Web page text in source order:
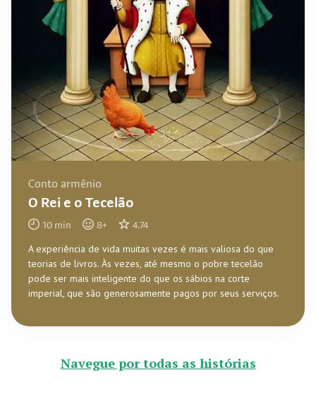
Conto armênio
O Rei e o Tecelão
10 min 8+ 4.74
A experiência de vida muitas vezes é mais valiosa do que
teorias de livros. Às vezes, até mesmo o pobre tecelão
pode ser mais inteligente do que os sábios na corte
imperial, que são generosamente pagos por seus serviços.
Navegue por todas as histórias